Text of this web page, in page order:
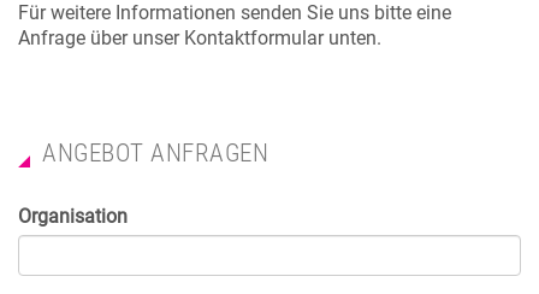
Für weitere Informationen senden Sie uns bitte eine
Anfrage über unser Kontaktformular unten.
ANGEBOT ANFRAGEN
Organisation